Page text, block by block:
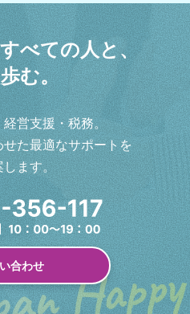
すべての人と、
歩む。
営支援・税務。
た最適なサポートを
ます。
合わせ